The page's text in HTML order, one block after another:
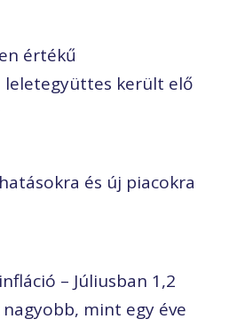
értékű
leletegyüttes került elő
és új piacokra
– Júliusban 1,2
mint egy éve